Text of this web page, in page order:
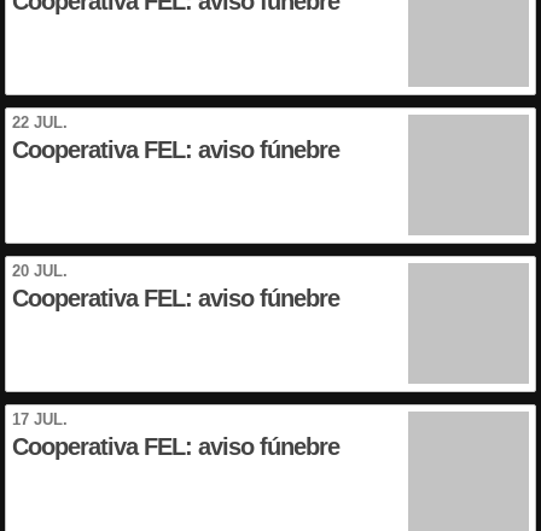
22 JUL.
Cooperativa FEL: aviso fúnebre
20 JUL.
Cooperativa FEL: aviso fúnebre
17 JUL.
Cooperativa FEL: aviso fúnebre